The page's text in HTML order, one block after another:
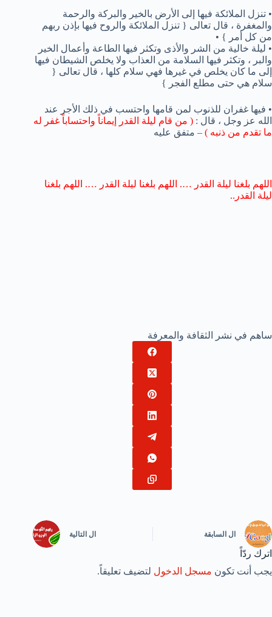
• تنزل الملائكة فيها إلى الأرض بالخير والبركة والرحمة
والمغفرة ، قال تعالى { تنزل الملائكة والروح فيها بإذن ربهم
من كل أمر } •
• ليلة خالية من الشر والأذى وتكثر فيها الطاعة وأعمال الخير
والبر ، وتكثر فيها السلامة من العذاب ولا يخلص الشيطان فيها
إلى ما كان يخلص في غيرها فهي سلام كلها ، قال تعالى {
سلام هي حتى مطلع الفجر }
• فيها غفران للذنوب لمن قامها واحتسب في ذلك الأجر عند
الله عز وجل ، قال : ( من قام ليلة القدر إيماناً واحتساباً غفر له
ما تقدم من ذنبه ) – متفق عليه
اللهم بلغنا ليلة القدر …. اللهم بلغنا ليلة القدر …. اللهم بلغنا
ليلة القدر..
ساهم في نشر الثقافة والمعرفة
ال السابقة ال التالية
اترك ردّاً
يجب أنت تكون مسجل الدخول لتضيف تعليقاً.